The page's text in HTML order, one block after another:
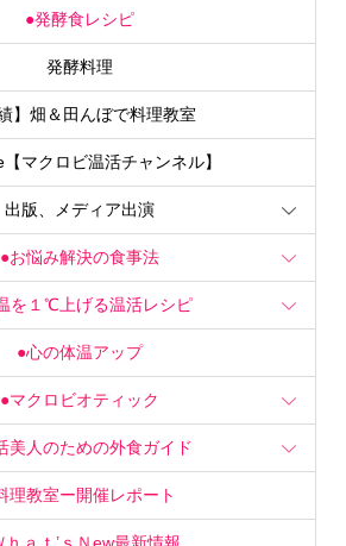
発酵料理
】畑＆田んぼで料理教室
【マクロビ温活チャンネル】
出版、メディア出演
●お悩み解決の食事法
を１℃上げる温活レシピ
●心の体温アップ
●マクロビオティック
美人のための外食ガイド
理教室ー開催レポート
ｈａｔ’ｓＮew最新情報